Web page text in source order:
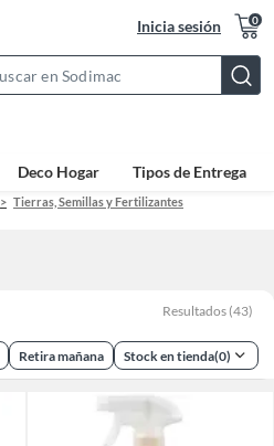
Inicia sesión 0
Bar
Deco Hogar Tipos de Entrega
Tierras, Semillas y Fertilizantes
Resultados (43)
Retira mañana Stock en tienda(0)